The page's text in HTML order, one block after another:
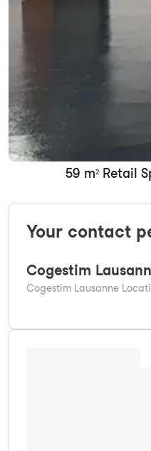
59 m² Retail
Your contact
Cogestim
Cogestim Lausanne